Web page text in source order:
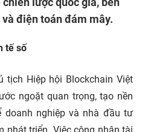
điện toán đám mây.
tế số
tịch Hiệp hội Blockchain Việt
ngoặt quan trọng, tạo nền
nghiệp và nhà đầu tư